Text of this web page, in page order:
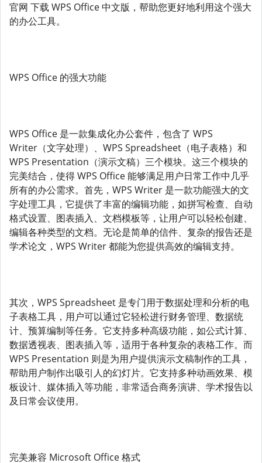
官网 下载 WPS Office 中文版，帮助您更好地利用这个强大
的办公工具。
WPS Office 的强大功能
WPS Office 是一款集成化办公套件，包含了 WPS
Writer（文字处理）、WPS Spreadsheet（电子表格）和
WPS Presentation（演示文稿）三个模块。这三个模块的
完美结合，使得 WPS Office 能够满足用户日常工作中几乎
所有的办公需求。首先，WPS Writer 是一款功能强大的文
字处理工具，它提供了丰富的编辑功能，如拼写检查、自动
格式设置、图表插入、文档模板等，让用户可以轻松创建、
编辑各种类型的文档。无论是简单的信件、复杂的报告还是
学术论文，WPS Writer 都能为您提供高效的编辑支持。
其次，WPS Spreadsheet 是专门用于数据处理和分析的电
子表格工具，用户可以通过它轻松进行财务管理、数据统
计、预算编制等任务。它支持多种高级功能，如公式计算、
数据透视表、图表插入等，适用于各种复杂的表格工作。而
WPS Presentation 则是为用户提供演示文稿制作的工具，
帮助用户制作出吸引人的幻灯片。它支持多种动画效果、模
板设计、媒体插入等功能，非常适合商务演讲、学术报告以
及日常会议使用。
完美兼容 Microsoft Office 格式